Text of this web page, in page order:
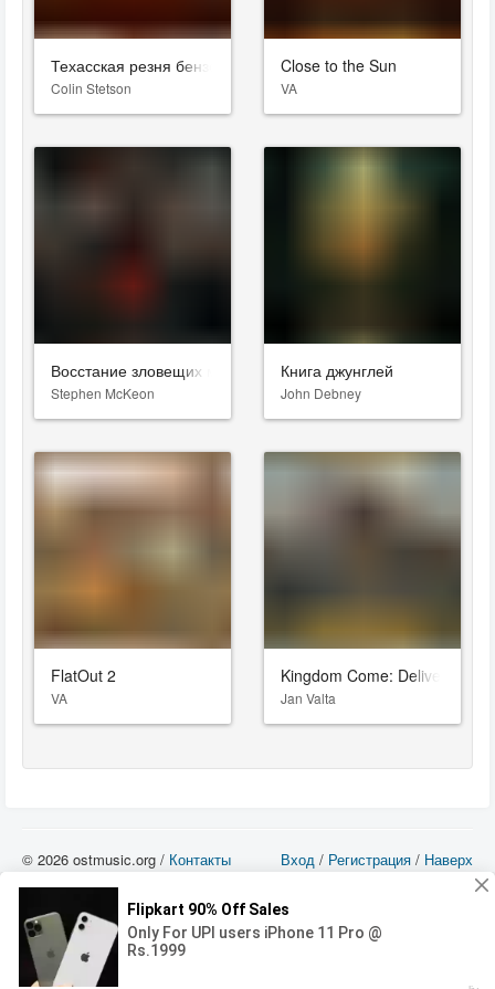
Техасская резня бензопилой
Colin Stetson
Close to the Sun
VA
Восстание зловещих мертвецов
Stephen McKeon
Книга джунглей
John Debney
FlatOut 2
VA
Kingdom Come: Deliverance II
Jan Valta
Вход / Регистрация / Наверх
© 2026 ostmusic.org / Контакты
Все аудио материалы являются собственностью их изготовителя (владельца
прав) и охраняются Законом «Об авторском праве и смежных правах». Вы
можете использовать такие материалы только в том в случае, если
использование производится с ознакомительными целями - для прочих целей
вы должны приобрести лицензионную запись.